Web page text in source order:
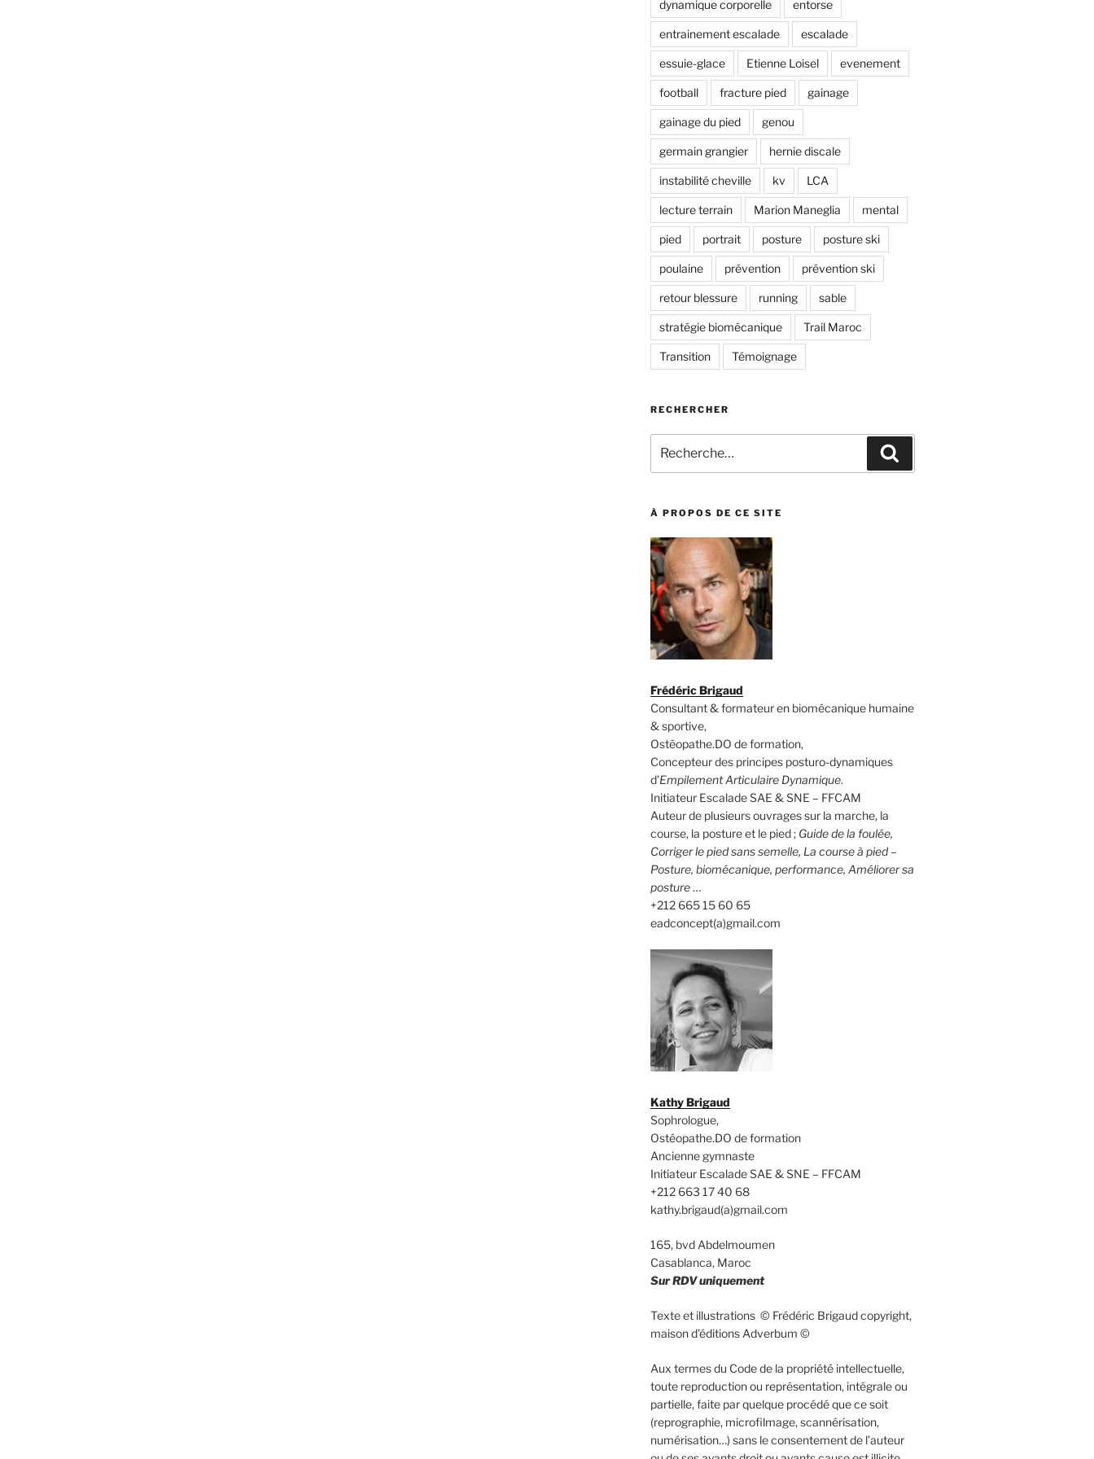
dynamique corporelle entorse
entrainement escalade escalade
essuie-glace Etienne Loisel evenement
football fracture pied gainage
gainage du pied genou
germain grangier hernie discale
instabilité cheville kv LCA
lecture terrain Marion Maneglia mental
pied portrait posture posture ski
poulaine prévention prévention ski
retour blessure running sable
stratégie biomécanique Trail Maroc
Transition Témoignage
RECHERCHER
pour
:
À PROPOS DE CE SITE
Frédéric Brigaud
Consultant & formateur en biomécanique humaine
& sportive,
Ostéopathe.DO de formation,
Concepteur des principes posturo-dynamiques
d’Empilement Articulaire Dynamique.
Initiateur Escalade SAE & SNE – FFCAM
Auteur de plusieurs ouvrages sur la marche, la
course, la posture et le pied ; Guide de la foulée,
Corriger le pied sans semelle, La course à pied –
Posture, biomécanique, performance, Améliorer sa
posture…
+212 665 15 60 65
eadconcept(a)gmail.com
Kathy Brigaud
Sophrologue,
Ostéopathe.DO de formation
Ancienne gymnaste
Initiateur Escalade SAE & SNE – FFCAM
+212 663 17 40 68
kathy.brigaud(a)gmail.com
165, bvd Abdelmoumen
Casablanca, Maroc
Sur RDV uniquement
Texte et illustrations © Frédéric Brigaud copyright,
maison d’éditions Adverbum ©
Aux termes du Code de la propriété intellectuelle,
toute reproduction ou représentation, intégrale ou
partielle, faite par quelque procédé que ce soit
(reprographie, microfilmage, scannérisation,
numérisation…) sans le consentement de l’auteur